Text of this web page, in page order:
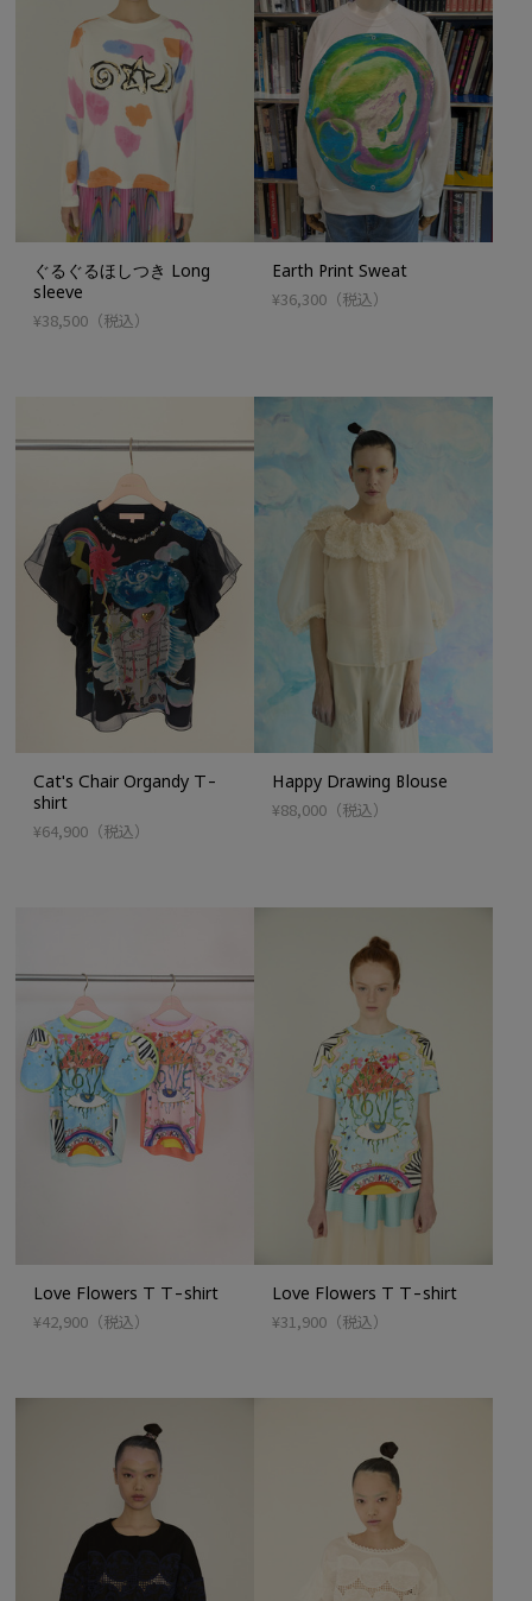
ぐるぐるほしつき Long
sleeve
¥38,500 （税込）
Earth Print Sweat
¥36,300（税込）
Cat's Chair Organdy T-
shirt
¥64,900 （税込）
Happy Drawing Blouse
¥88,000（税込）
Love Flowers T T-shirt
¥42,900 （税込）
Love Flowers T T-shirt
¥31,900（税込）